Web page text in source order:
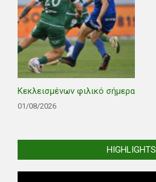
Κεκλεισμένων φιλικό σήμερα
01/08/2026
HIGHLIGHTS